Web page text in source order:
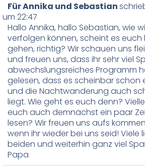
Für Annika und Sebastian
um 22:47
Hallo Annika, hallo Sebastian, wie
verfolgen können, scheint es
gehen, richtig? Wir schauen uns
und freuen uns, dass ihr sehr viel
abwechslungsreiches Programm
gelesen, dass es scheinbar schon
und die Nachtwanderung auch
liegt. Wie geht es euch denn?
euch auch demnächst ein paar
lesen? Wir freuen uns aufs
wenn ihr wieder bei uns seid! Viele
beiden und weiterhin ganz viel
Papa